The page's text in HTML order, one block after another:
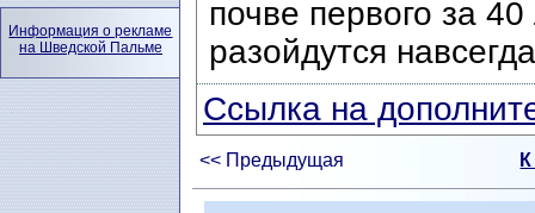
почве первого за
разойдутся
Ссылка на
<< Предыдущая
Информация о рекламе
на Шведской Пальме